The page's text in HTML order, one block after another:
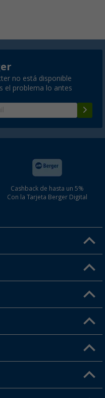
no está disponible
el problema lo antes
Cashback de hasta un 5%
Con la Tarjeta Berger Digital